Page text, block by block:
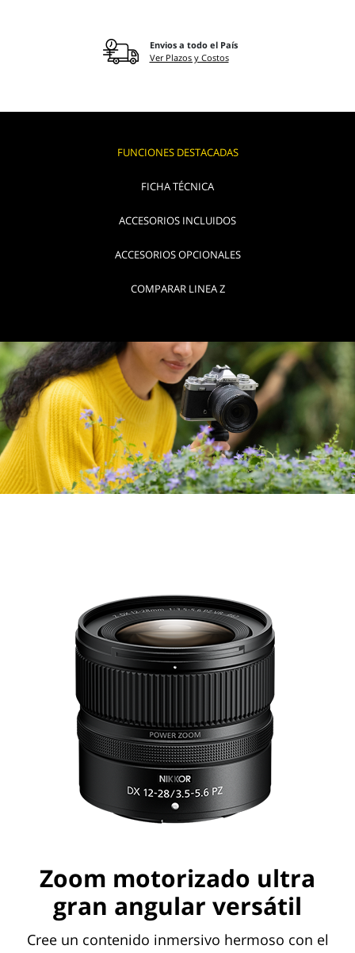
Envios a todo el País
Ver Plazos y Costos
FUNCIONES DESTACADAS
FICHA TÉCNICA
ACCESORIOS INCLUIDOS
ACCESORIOS OPCIONALES
COMPARAR LINEA Z
Zoom motorizado ultra
gran angular versátil
Cree un contenido inmersivo hermoso con el